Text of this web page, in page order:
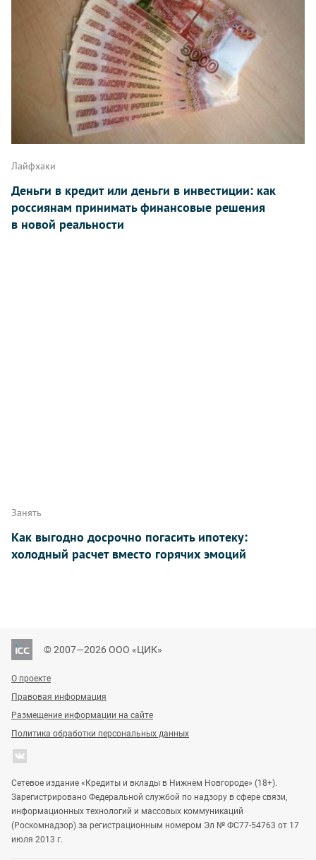
Лайфхаки
Деньги в кредит или деньги в инвестиции: как
россиянам принимать финансовые решения
в новой реальности
Занять
Как выгодно досрочно погасить ипотеку:
холодный расчет вместо горячих эмоций
© 2007—2026 ООО «ЦИК»
О проекте
Правовая информация
Размещение информации на сайте
Политика обработки персональных данных
Сетевое издание «Кредиты и вклады в Нижнем Новгороде» (18+).
Зарегистрировано Федеральной службой по надзору в сфере связи,
информационных технологий и массовых коммуникаций
(Роскомнадзор) за регистрационным номером Эл № ФС77-54763 от 17
июля 2013 г.